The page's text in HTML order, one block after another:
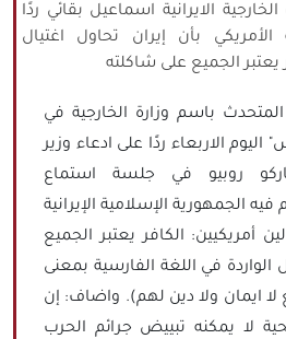
الايرانية اسماعيل بقائي ردًا
الأمريكي بأن إيران تحاول اغتيال
الجميع على شاكلته
باسم وزارة الخارجية في
الاربعاء ردًا على ادعاء وزير
ماركو روبيو في جلسة استماع
الجمهورية الإسلامية الإيرانية
أمريكيين: الكافر يعتبر الجميع
الواردة في اللغة الفارسية بمعنى
لا ايمان ولا دين لهم). واضاف: إن
لا يمكنه تبييض جرائم الحرب